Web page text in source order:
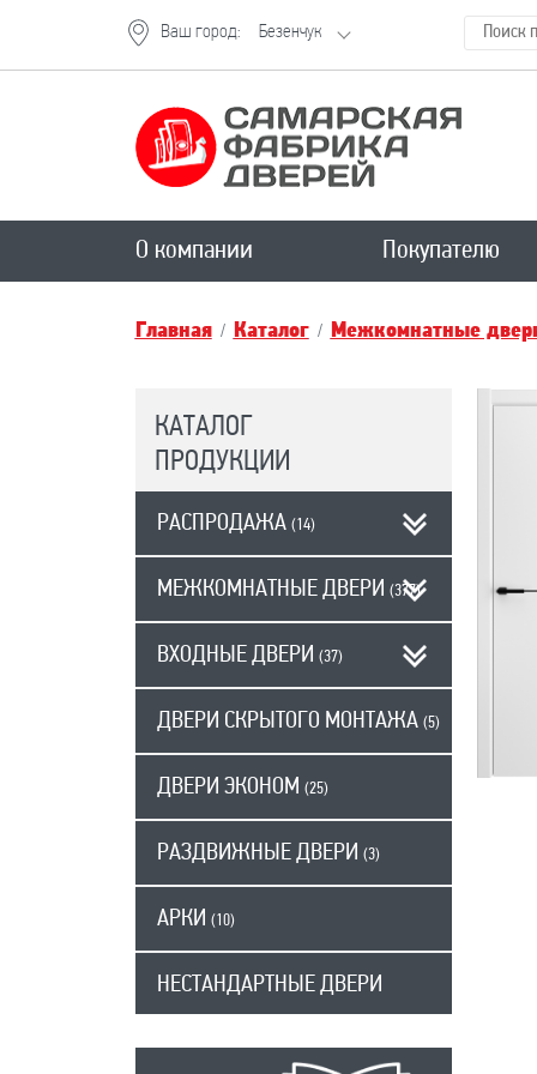
Ваш город: Безенчук
О компании Покупателю
Главная Каталог Межкомнатные
КАТАЛОГ
ПРОДУКЦИИ
РАСПРОДАЖА (14)
МЕЖКОМНАТНЫЕ ДВЕРИ (377)
ВХОДНЫЕ ДВЕРИ (37)
ДВЕРИ СКРЫТОГО МОНТАЖА (5)
ДВЕРИ ЭКОНОМ (25)
РАЗДВИЖНЫЕ ДВЕРИ (3)
АРКИ (10)
НЕСТАНДАРТНЫЕ ДВЕРИ